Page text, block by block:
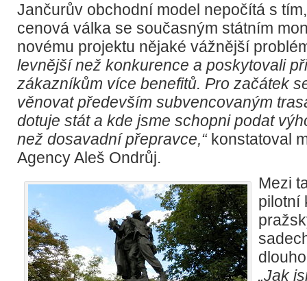
Jančurův obchodní model nepočítá s
cenová válka se současným státním
novému projektu nějaké vážnější
levnější než konkurence a poskytovali
zákazníkům více benefitů. Pro začátek
věnovat především subvencovaným
dotuje stát a kde jsme schopni podat
než dosavadní přepravce,“konstatoval
Agency Aleš Ondrůj.
Mezi
pilotní
„Jak